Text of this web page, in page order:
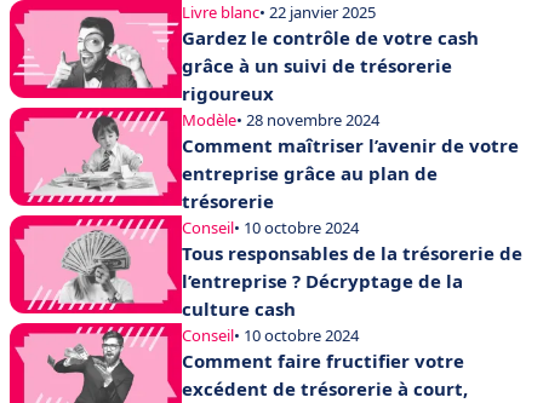
Livre blanc• 22 janvier 2025
Gardez le contrôle de votre cash
grâce à un suivi de trésorerie
rigoureux
Modèle• 28 novembre 2024
Comment maîtriser l’avenir de votre
entreprise grâce au plan de
trésorerie
Conseil• 10 octobre 2024
Tous responsables de la trésorerie de
l’entreprise ? Décryptage de la
culture cash
Conseil• 10 octobre 2024
Comment faire fructifier votre
excédent de trésorerie à court,